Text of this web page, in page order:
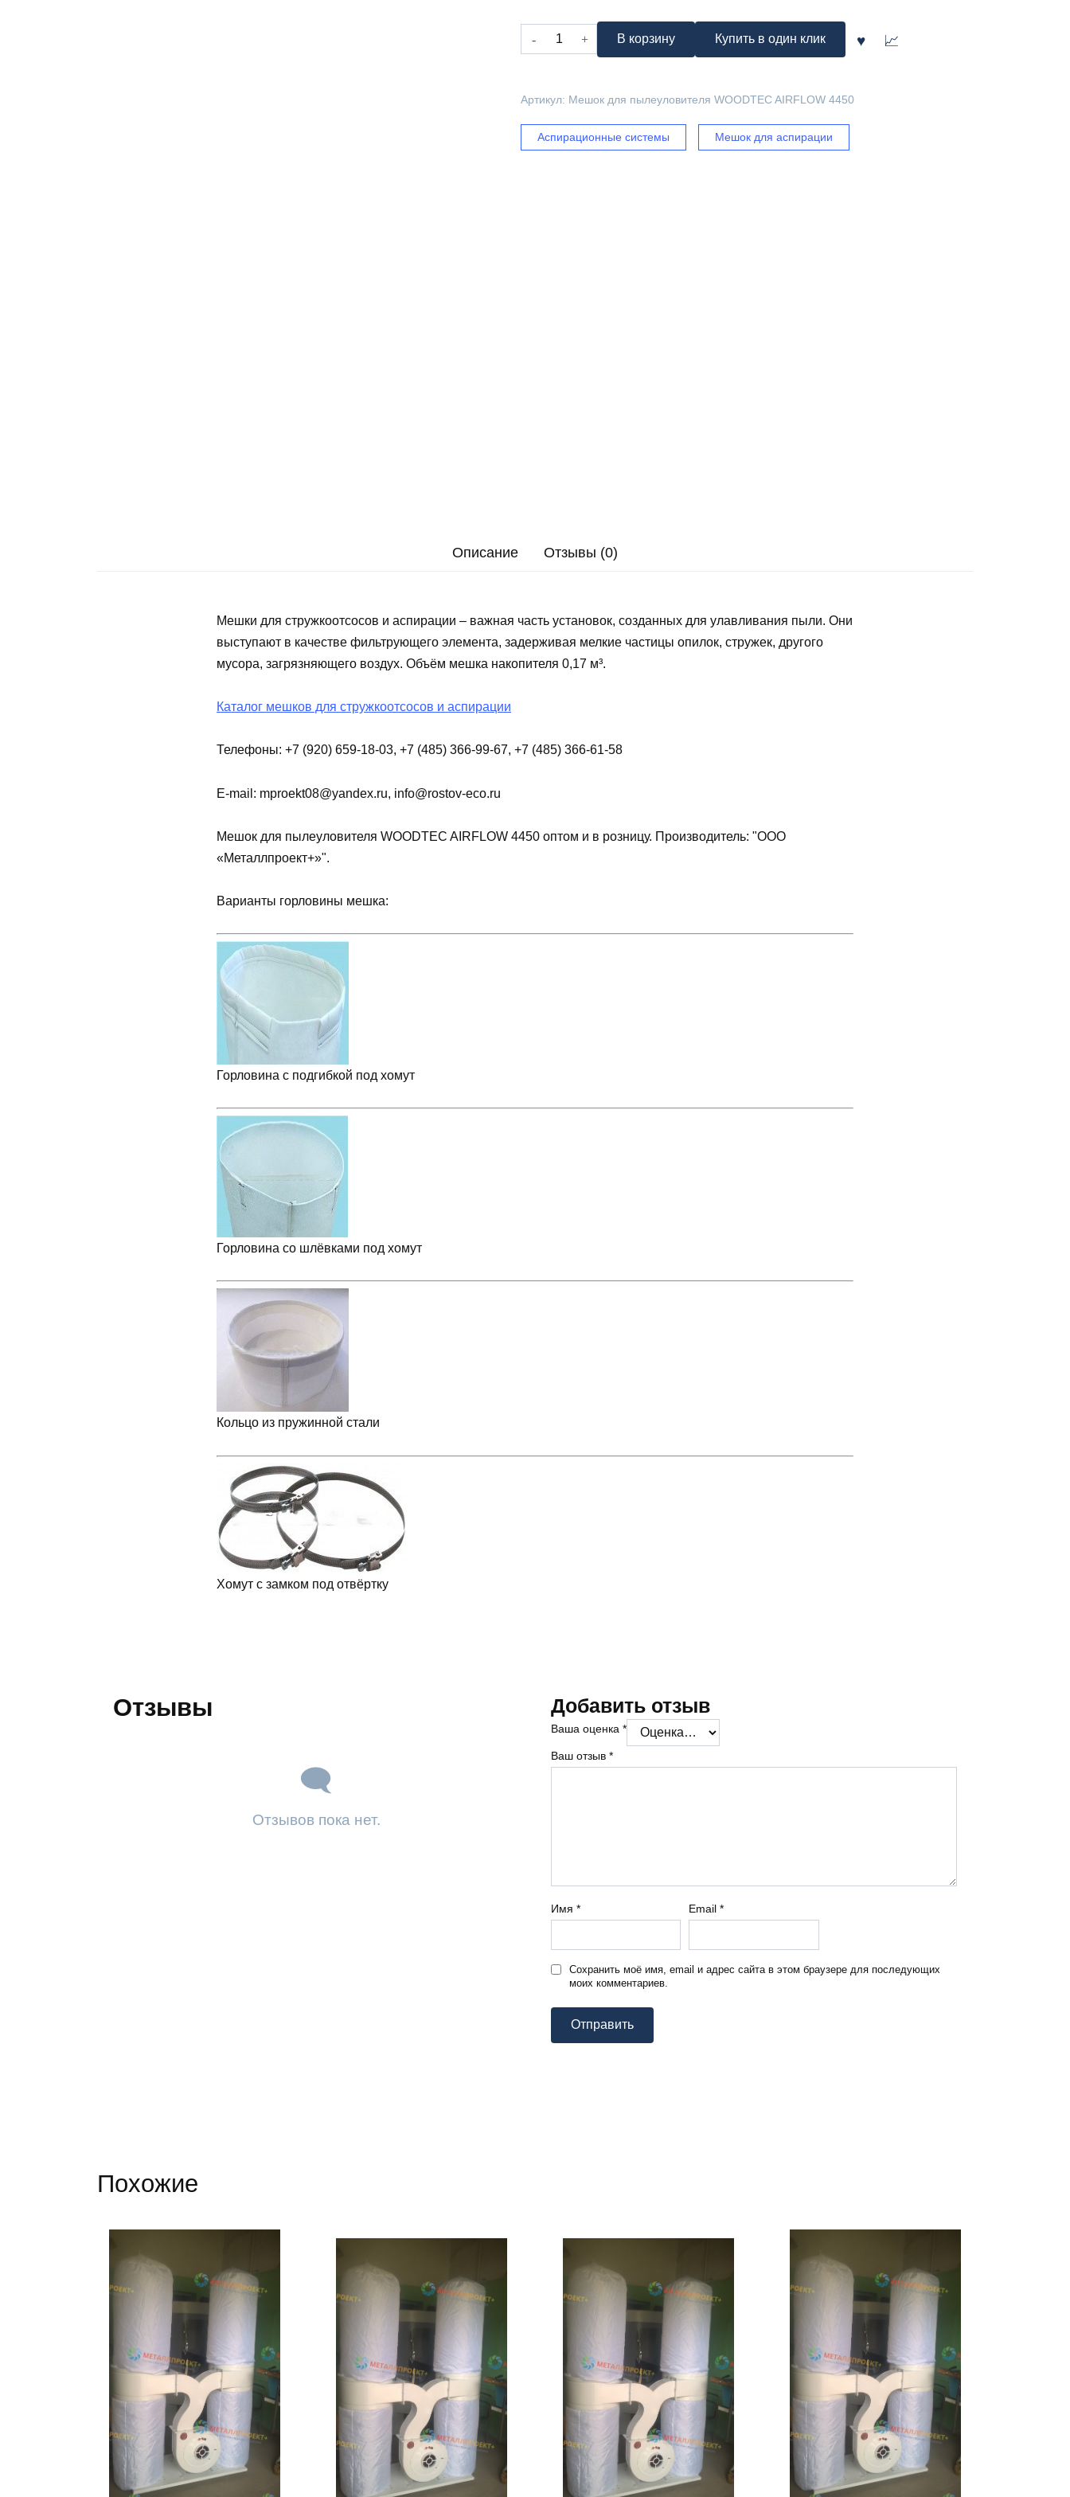
Количество
товара
пылеуловителя
WOODTEC
AIRFLOW
В корзину Купить в один клик
Артикул: Мешок для пылеуловителя WOODTEC AIRFLOW 4450
Аспирационные системы Мешок для аспирации
Описание Отзывы (0)
Мешки для стружкоотсосов и аспирации – важная часть установок, созданных для улавливания пыли. Они
выступают в качестве фильтрующего элемента, задерживая мелкие частицы опилок, стружек, другого
мусора, загрязняющего воздух. Объём мешка накопителя 0,17 м³.
Каталог мешков для стружкоотсосов и аспирации
Телефоны: +7 (920) 659-18-03, +7 (485) 366-99-67, +7 (485) 366-61-58
E-mail: mproekt08@yandex.ru, info@rostov-eco.ru
Мешок для пылеуловителя WOODTEC AIRFLOW 4450 оптом и в розницу. Производитель: "ООО
«Металлпроект+»".
Варианты горловины мешка:
Горловина с подгибкой под хомут
Горловина со шлёвками под хомут
Кольцо из пружинной стали
Хомут с замком под отвёртку
Отзывы
Отзывов пока нет.
Добавить отзыв
Ваша оценка *
Ваш отзыв *
Имя * Email*
Сохранить моё имя, email и адрес сайта в этом браузере для последующих
моих комментариев.
Похожие